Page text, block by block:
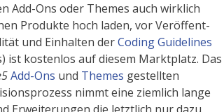
Add-Ons oder Themes auch wirklich
Produkte hoch laden, vor Veröffent­
und Einhalten derCoding Guidelines
ist kostenlos auf diesem Marktplatz. Das
Add-Ons und Themes gestellten
nimmt eine ziemlich lange